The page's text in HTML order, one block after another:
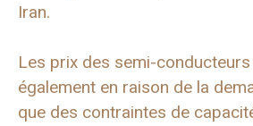
Iran.
Les prix des semi-
également en raison de la
que des contraintes de